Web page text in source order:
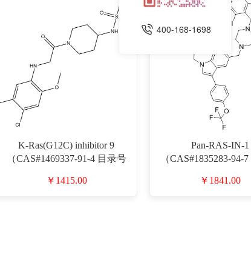
K-Ras(G12C) inhibitor 9
（CAS#1469337-91-4 目录号
￥1415.00
Pan-RAS-IN-1
（CAS#1835283-94-
￥1841.00
400-168-1698